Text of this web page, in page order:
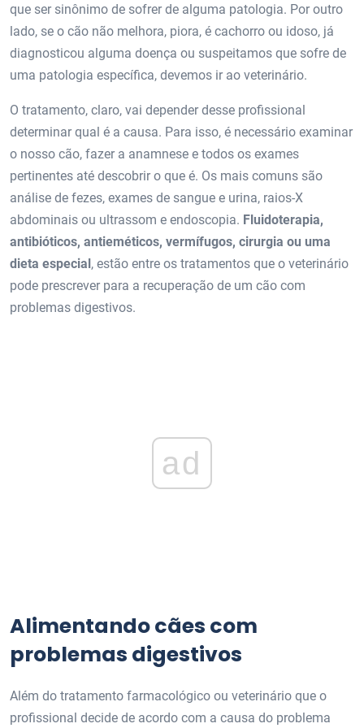
que ser sinônimo de sofrer de alguma patologia. Por outro
lado, se o cão não melhora, piora, é cachorro ou idoso, já
diagnosticou alguma doença ou suspeitamos que sofre de
uma patologia específica, devemos ir ao veterinário.
O tratamento, claro, vai depender desse profissional
determinar qual é a causa. Para isso, é necessário examinar
o nosso cão, fazer a anamnese e todos os exames
pertinentes até descobrir o que é. Os mais comuns são
análise de fezes, exames de sangue e urina, raios-X
abdominais ou ultrassom e endoscopia. Fluidoterapia,
antibióticos, antieméticos, vermífugos, cirurgia ou uma
dieta especial, estão entre os tratamentos que o veterinário
pode prescrever para a recuperação de um cão com
problemas digestivos.
ad
Alimentando cães com
problemas digestivos
Além do tratamento farmacológico ou veterinário que o
profissional decide de acordo com a causa do problema